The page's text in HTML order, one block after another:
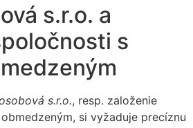
s.r.o. a
s
s.r.o., resp. založenie
si vyžaduje precíznu